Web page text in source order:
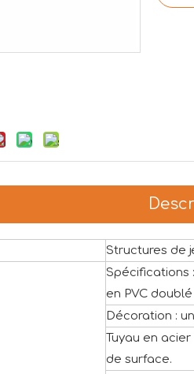
Structures de
Spécifications
en PVC
Décoration :
Tuyau en
de surface.